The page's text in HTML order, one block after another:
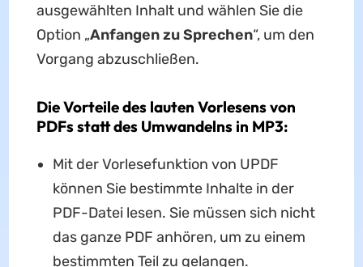
ausgewählten Inhalt und wählen Sie die
Option „Anfangen zu Sprechen“, um den
Vorgang abzuschließen.
Die Vorteile des lauten Vorlesens von
PDFs statt des Umwandelns in MP3:
Mit der Vorlesefunktion von UPDF
können Sie bestimmte Inhalte in der
PDF-Datei lesen. Sie müssen sich nicht
das ganze PDF anhören, um zu einem
bestimmten Teil zu gelangen.